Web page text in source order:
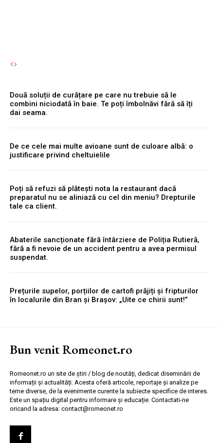
Două soluții de curățare pe care nu trebuie să le
combini niciodată în baie. Te poți îmbolnăvi fără să îți
dai seama.
De ce cele mai multe avioane sunt de culoare albă: o
justificare privind cheltuielile
Poți să refuzi să plătești nota la restaurant dacă
preparatul nu se aliniază cu cel din meniu? Drepturile
tale ca client.
Abaterile sancționate fără întârziere de Poliția Rutieră,
fără a fi nevoie de un accident pentru a avea permisul
suspendat.
Prețurile supelor, porțiilor de cartofi prăjiți și fripturilor
în localurile din Bran și Brașov: „Uite ce chirii sunt!”
Bun venit Romeonet.ro
Romeonet.ro un site de știri / blog de noutăți, dedicat diseminării de
informații și actualități. Acesta oferă articole, reportaje și analize pe
teme diverse, de la evenimente curente la subiecte specifice de interes.
Este un spațiu digital pentru informare și educație. Contactati-ne
oricand la adresa: contact@romeonet.ro